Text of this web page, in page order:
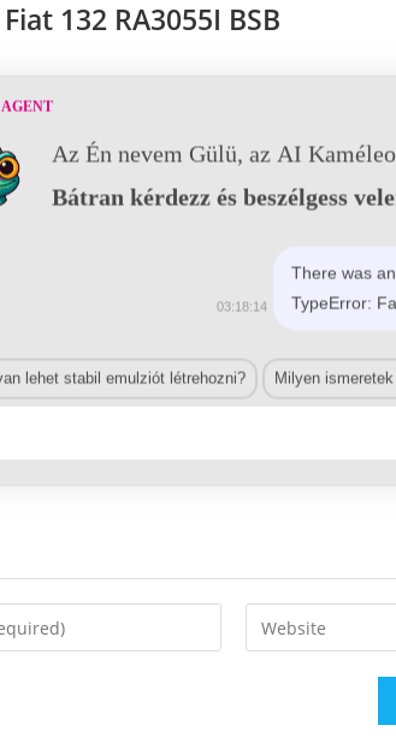
Fiat 132 RA3055I BSB
Enter
your
Az Én nevem Gülü, az AI
Bátran kérdezz és beszélgess
There was
TypeError:
03:18:14
lehet stabil emulziót létrehozni? Milyen